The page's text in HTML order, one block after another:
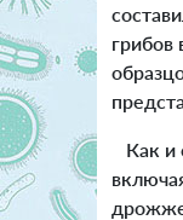
грибов
Как и